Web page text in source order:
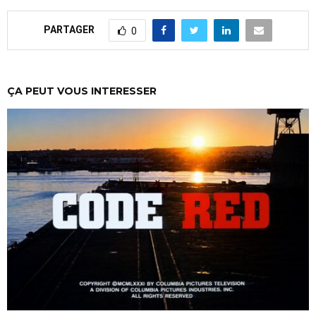
PARTAGER 0
ÇA PEUT VOUS INTERESSER